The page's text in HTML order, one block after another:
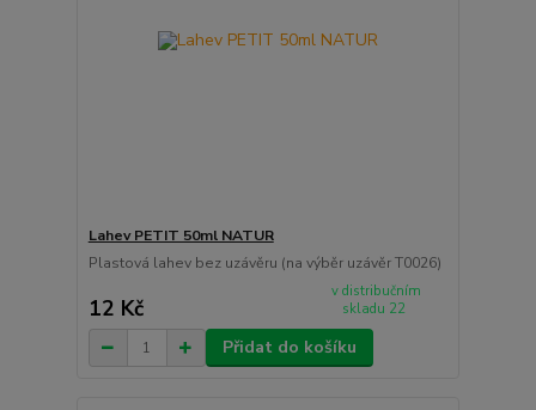
Lahev PETIT 50ml NATUR
Plastová lahev bez uzávěru (na výběr uzávěr T0026)
12 Kč
v distribučním
skladu 22
Přidat do košíku